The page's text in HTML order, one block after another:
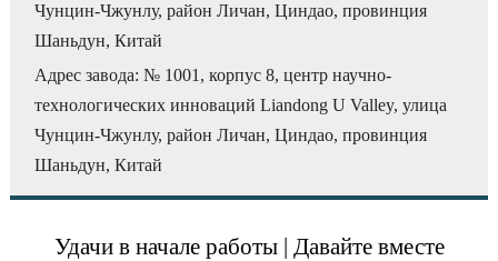
Чунцин-Чжунлу, район Личан, Циндао, провинция
Шаньдун, Китай
Адрес завода: № 1001, корпус 8, центр научно-
технологических инноваций Liandong U Valley, улица
Чунцин-Чжунлу, район Личан, Циндао, провинция
Шаньдун, Китай
Удачи в начале работы | Давайте вместе